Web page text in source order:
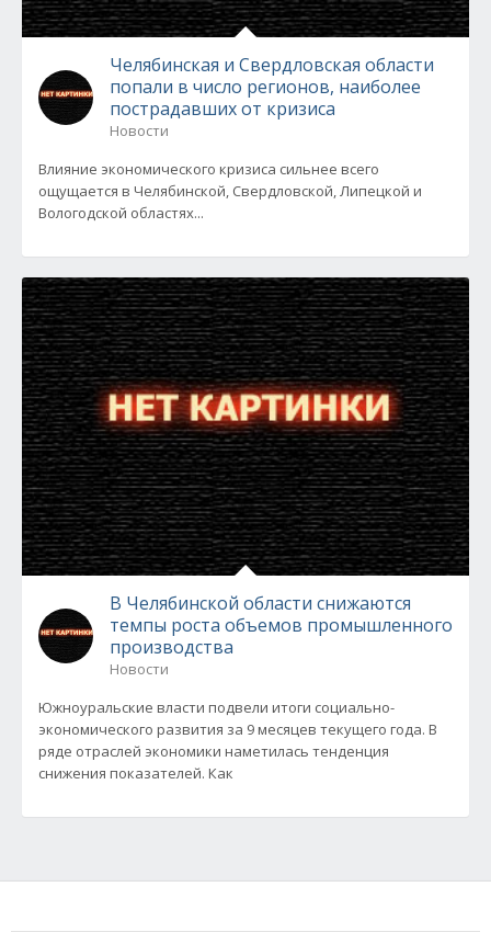
Челябинская и Свердловская области
попали в число регионов, наиболее
пострадавших от кризиса
Новости
Влияние экономического кризиса сильнее всего
ощущается в Челябинской, Свердловской, Липецкой и
Вологодской областях...
В Челябинской области снижаются
темпы роста объемов промышленного
производства
Новости
Южноуральские власти подвели итоги социально-
экономического развития за 9 месяцев текущего года. В
ряде отраслей экономики наметилась тенденция
снижения показателей. Как